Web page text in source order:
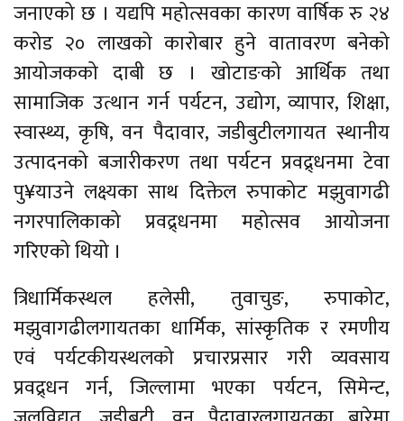
जनाएको छ । यद्यपि महोत्सवका कारण वार्षिक रु २४
करोड २० लाखको कारोबार हुने वातावरण बनेको
आयोजकको दाबी छ । खोटाङको आर्थिक तथा
सामाजिक उत्थान गर्न पर्यटन, उद्योग, व्यापार, शिक्षा,
स्वास्थ्य, कृषि, वन पैदावार, जडीबुटीलगायत स्थानीय
उत्पादनको बजारीकरण तथा पर्यटन प्रवद्र्धनमा टेवा
पु¥याउने लक्ष्यका साथ दिक्तेल रुपाकोट मझुवागढी
नगरपालिकाको प्रवद्र्धनमा महोत्सव आयोजना
गरिएको थियो ।
त्रिधार्मिकस्थल हलेसी, तुवाचुङ, रुपाकोट,
मझुवागढीलगायतका धार्मिक, सांस्कृतिक र रमणीय
एवं पर्यटकीयस्थलको प्रचारप्रसार गरी व्यवसाय
प्रवद्र्धन गर्न, जिल्लामा भएका पर्यटन, सिमेन्ट,